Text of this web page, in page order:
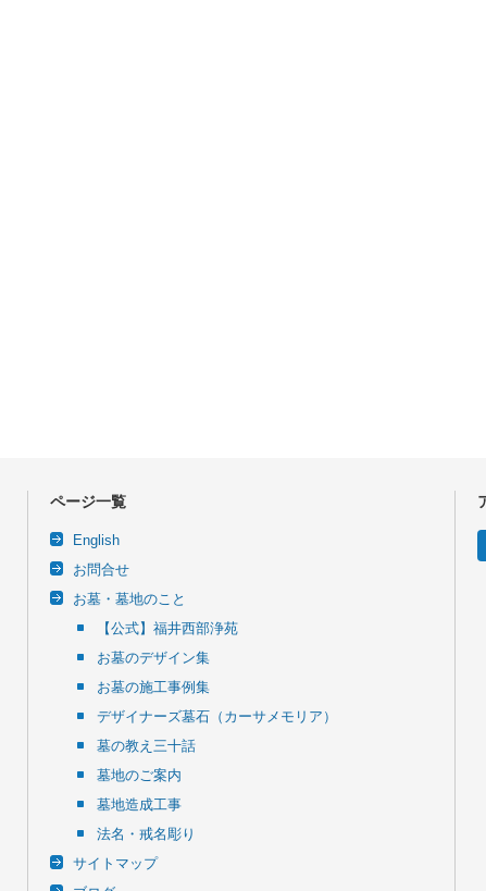
ページ一覧
English
お問合せ
お墓・墓地のこと
【公式】福井西部浄苑
お墓のデザイン集
お墓の施工事例集
デザイナーズ墓石（カーサメモリア）
墓の教え三十話
墓地のご案内
墓地造成工事
法名・戒名彫り
サイトマップ